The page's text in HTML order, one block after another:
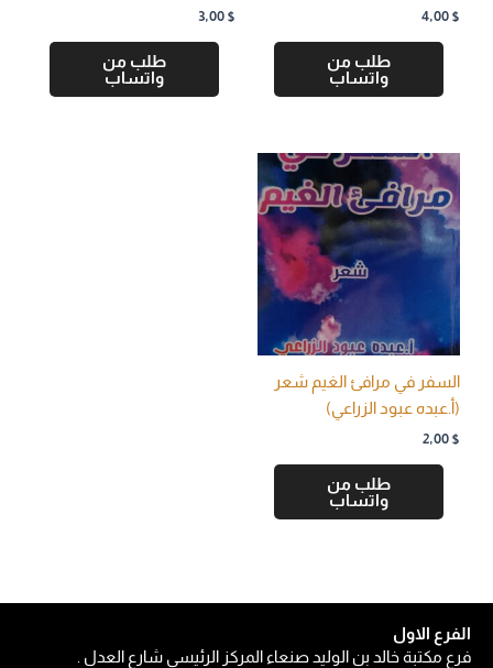
4,00 $
طلب من
واتساب
3,00 $
طلب من
واتساب
السفر في مرافئ الغيم شعر
(أ.عبده عبود الزراعي)
2,00 $
طلب من
واتساب
الفرع الاول
فرع مكتبة خالد بن الوليد صنعاء المركز الرئيسي شارع العدل .